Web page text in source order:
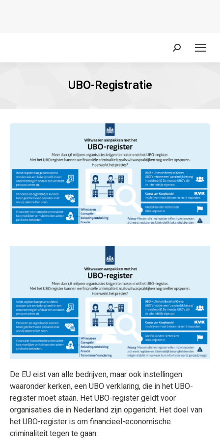
Zoeken:
UBO-Registratie
De EU eist van alle bedrijven, maar ook instellingen
waaronder kerken, een UBO verklaring, die in het UBO-
register moet staan. Het UBO-register geldt voor
organisaties die in Nederland zijn opgericht. Het doel van
het UBO-register is om financieel-economische
criminaliteit tegen te gaan.